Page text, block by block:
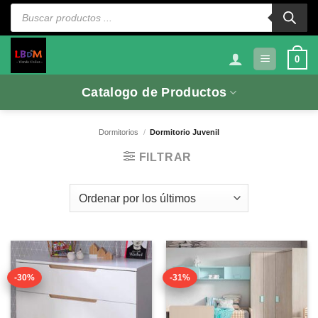
Saltar
Búsqueda
productos
0
Catalogo de Productos
Dormitorios / Dormitorio Juvenil
FILTRAR
-30% -31%